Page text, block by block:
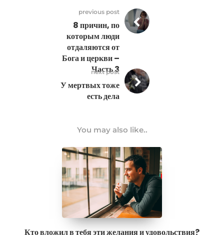
previous post
8 причин, по
которым люди
отдаляются от
Бога и церкви –
Часть 3
next post
У мертвых тоже
есть дела
You may also like..
Кто вложил в тебя эти желания и удовольствия?